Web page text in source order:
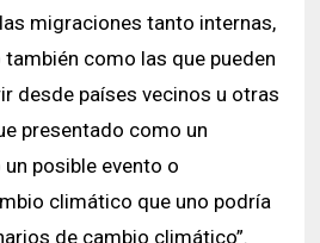
migraciones tanto internas,
también como las que pueden
desde países vecinos u otras
presentado como un
posible evento o
climático que uno podría
de cambio climático”.